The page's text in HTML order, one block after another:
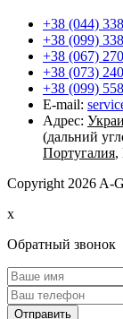
+38 (044)
+38 (099)
+38 (067)
+38 (073)
+38 (099)
E-mail:
Адрес:
(дальний
Португалия,
Copyright 2026 A-
x
Обратный звонок
Отправить